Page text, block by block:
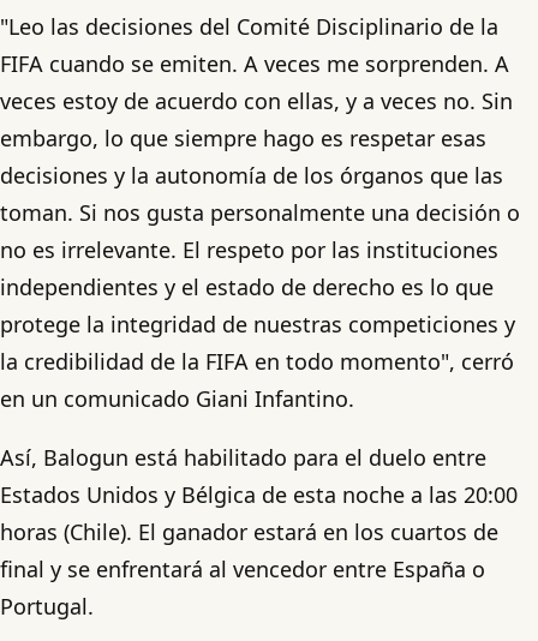
"Leo las decisiones del Comité Disciplinario de la
FIFA cuando se emiten. A veces me sorprenden. A
veces estoy de acuerdo con ellas, y a veces no. Sin
embargo, lo que siempre hago es respetar esas
decisiones y la autonomía de los órganos que las
toman. Si nos gusta personalmente una decisión o
no es irrelevante. El respeto por las instituciones
independientes y el estado de derecho es lo que
protege la integridad de nuestras competiciones y
la credibilidad de la FIFA en todo momento", cerró
en un comunicado Giani Infantino.
Así, Balogun está habilitado para el duelo entre
Estados Unidos y Bélgica de esta noche a las 20:00
horas (Chile). El ganador estará en los cuartos de
final y se enfrentará al vencedor entre España o
Portugal.